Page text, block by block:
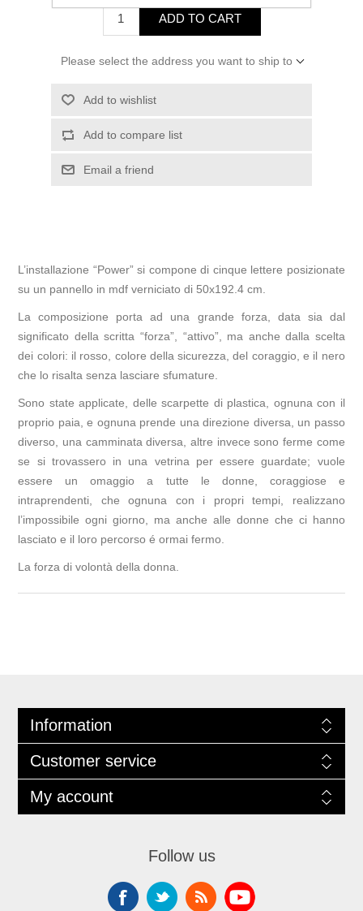
ADD TO CART
Please select the address you want to ship to
Add to wishlist
Add to compare list
Email a friend
L’installazione “Power” si compone di cinque lettere posizionate
su un pannello in mdf verniciato di 50x192.4 cm.
La composizione porta ad una grande forza, data sia dal
significato della scritta “forza”, “attivo”, ma anche dalla scelta
dei colori: il rosso, colore della sicurezza, del coraggio, e il nero
che lo risalta senza lasciare sfumature.
Sono state applicate, delle scarpette di plastica, ognuna con il
proprio paia, e ognuna prende una direzione diversa, un passo
diverso, una camminata diversa, altre invece sono ferme come
se si trovassero in una vetrina per essere guardate; vuole
essere un omaggio a tutte le donne, coraggiose e
intraprendenti, che ognuna con i propri tempi, realizzano
l’impossibile ogni giorno, ma anche alle donne che ci hanno
lasciato e il loro percorso é ormai fermo.
La forza di volontà della donna.
Information
Customer service
My account
Follow us